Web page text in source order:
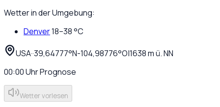
Wetter in der Umgebung:
Denver18–38°C
USA··39,64777°N-104,98776°O|1638m ü. NN
00:00UhrPrognose
Wetter vorlesen